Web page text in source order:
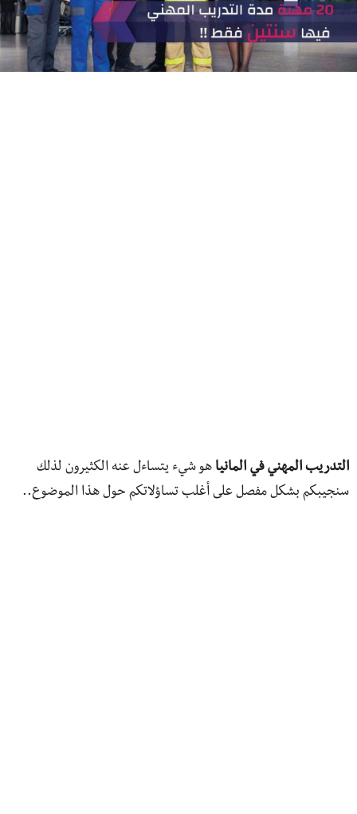
و
ا
التدريب المهني في المانيا هو شيء يتساءل عنه الكثيرون لذلك
سنجيبكم بشكل مفصل على أغلب تساؤلاتكم حول هذا الموضوع..